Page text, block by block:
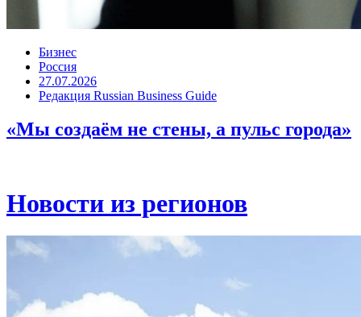
Бизнес
Россия
27.07.2026
Редакция Russian Business Guide
«Мы создаём не стены, а пульс города»
Новости из регионов